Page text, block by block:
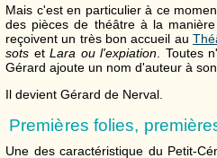
Mais c'est en particulier à ce
des pièces de théâtre à la
reçoivent un très bon accueil au
sots etLara ou l'expiation . Toutes
Gérard ajoute un nom d'auteur à son
Il devient Gérard de Nerval.
Premières folies,
Une des caractéristique du Petit-